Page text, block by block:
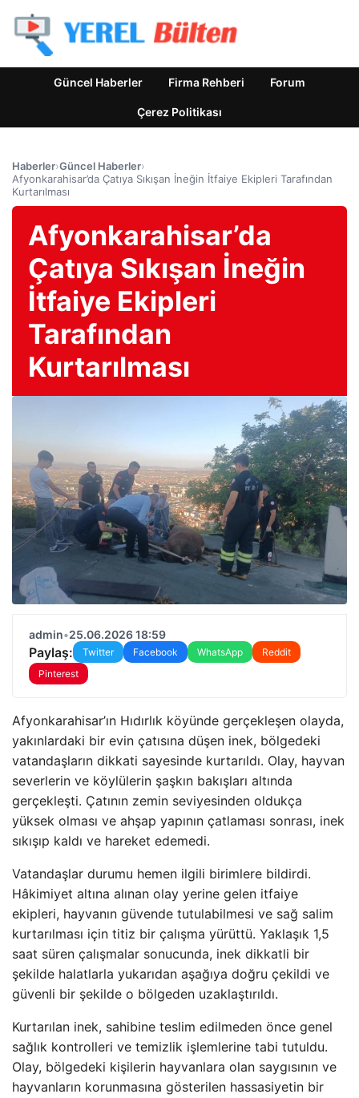
Güncel Haberler Firma Rehberi Forum
Çerez Politikası
Haberler›Güncel Haberler›
Afyonkarahisar’da Çatıya Sıkışan İneğin İtfaiye Ekipleri Tarafından
Kurtarılması
Afyonkarahisar’da
Çatıya Sıkışan İneğin
İtfaiye Ekipleri
Tarafından
Kurtarılması
admin•25.06.2026 18:59
Paylaş: Twitter Facebook WhatsApp
Reddit
Pinterest
Afyonkarahisar’ın Hıdırlık köyünde gerçekleşen olayda,
yakınlardaki bir evin çatısına düşen inek, bölgedeki
vatandaşların dikkati sayesinde kurtarıldı. Olay, hayvan
severlerin ve köylülerin şaşkın bakışları altında
gerçekleşti. Çatının zemin seviyesinden oldukça
yüksek olması ve ahşap yapının çatlaması sonrası, inek
sıkışıp kaldı ve hareket edemedi.
Vatandaşlar durumu hemen ilgili birimlere bildirdi.
Hâkimiyet altına alınan olay yerine gelen itfaiye
ekipleri, hayvanın güvende tutulabilmesi ve sağ salim
kurtarılması için titiz bir çalışma yürüttü. Yaklaşık 1,5
saat süren çalışmalar sonucunda, inek dikkatli bir
şekilde halatlarla yukarıdan aşağıya doğru çekildi ve
güvenli bir şekilde o bölgeden uzaklaştırıldı.
Kurtarılan inek, sahibine teslim edilmeden önce genel
sağlık kontrolleri ve temizlik işlemlerine tabi tutuldu.
Olay, bölgedeki kişilerin hayvanlara olan saygısının ve
hayvanların korunmasına gösterilen hassasiyetin bir